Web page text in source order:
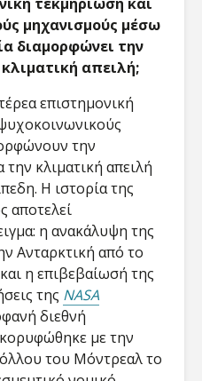
μηχανισμούς μέσω
διαμορφώνει την
απειλή;
επιστημονική
την
κλιματική απειλή
Η ιστορία της
αποτελεί
η ανακάλυψη της
Ανταρκτική από το
η επιβεβαίωσή της
της NASA
διεθνή
με την
του Μόντρεαλ το